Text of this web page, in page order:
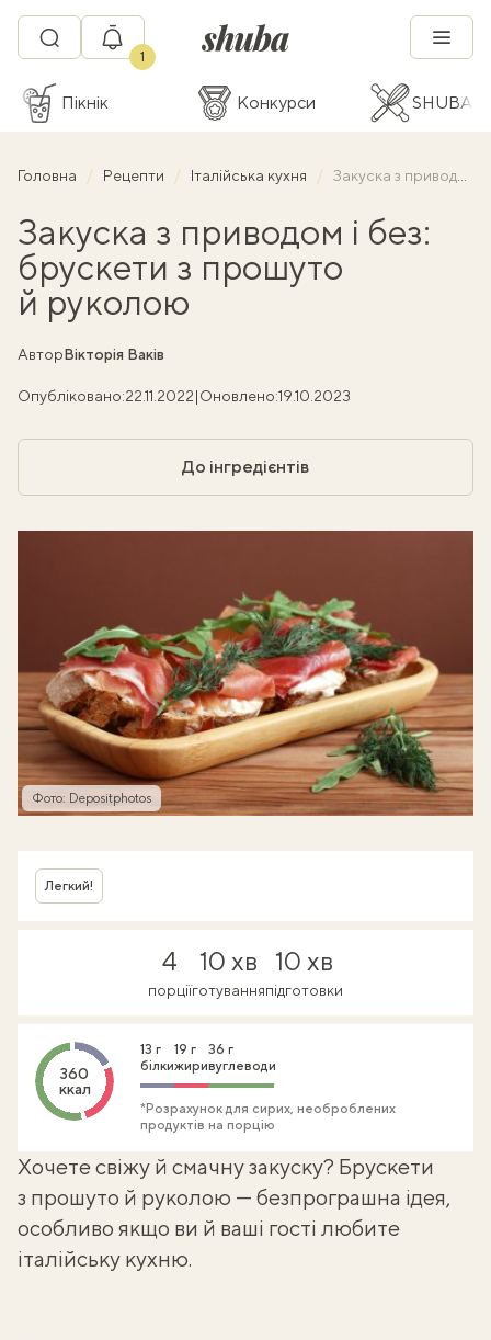
1
Пікнік Конкурси SHUBA
Головна Рецепти Італійська кухня Закуска з приводом і без: брускети з прошуто й руколою
Закуска з приводом і без:
брускети з прошуто
й руколою
АвторВікторія Ваків
Опубліковано:22.11.2022|Оновлено:19.10.2023
До інгредієнтів
Фото: Depositphotos
Легкий!
4
порції
10 хв
готування
10 хв
підготовки
360
ккал
13 г
білки
19 г
жири
36 г
вуглеводи
*Розрахунок для сирих, необроблених
продуктів на порцію
Хочете свіжу й смачну закуску? Брускети
з прошуто й руколою — безпрограшна ідея,
особливо якщо ви й ваші гості любите
італійську кухню.